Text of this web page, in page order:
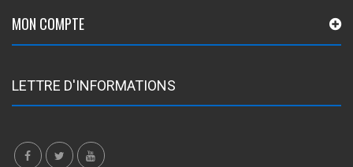
MON COMPTE
LETTRE D'INFORMATIONS